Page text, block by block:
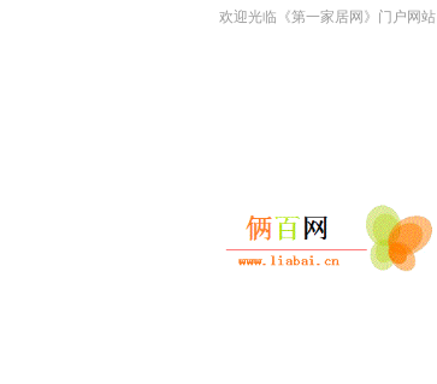
欢迎光临《第一家居网》门户网站